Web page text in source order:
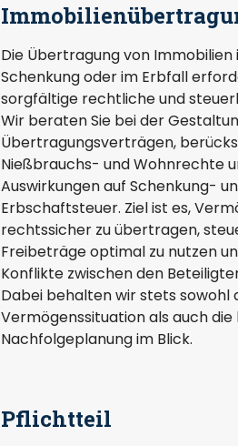
Die Übertragung von Immobilien
Schenkung oder im Erbfall
sorgfältige rechtliche und
Wir beraten Sie bei der
Übertragungsverträgen,
Nießbrauchs- und Wohnrechte
Auswirkungen auf Schenkung-
Erbschaftsteuer. Ziel ist es,
rechtssicher zu übertragen,
Freibeträge optimal zu nutzen
Konflikte zwischen den
Dabei behalten wir stets sowohl
Vermögenssituation als auch
Nachfolgeplanung im Blick.
Pflichtteil